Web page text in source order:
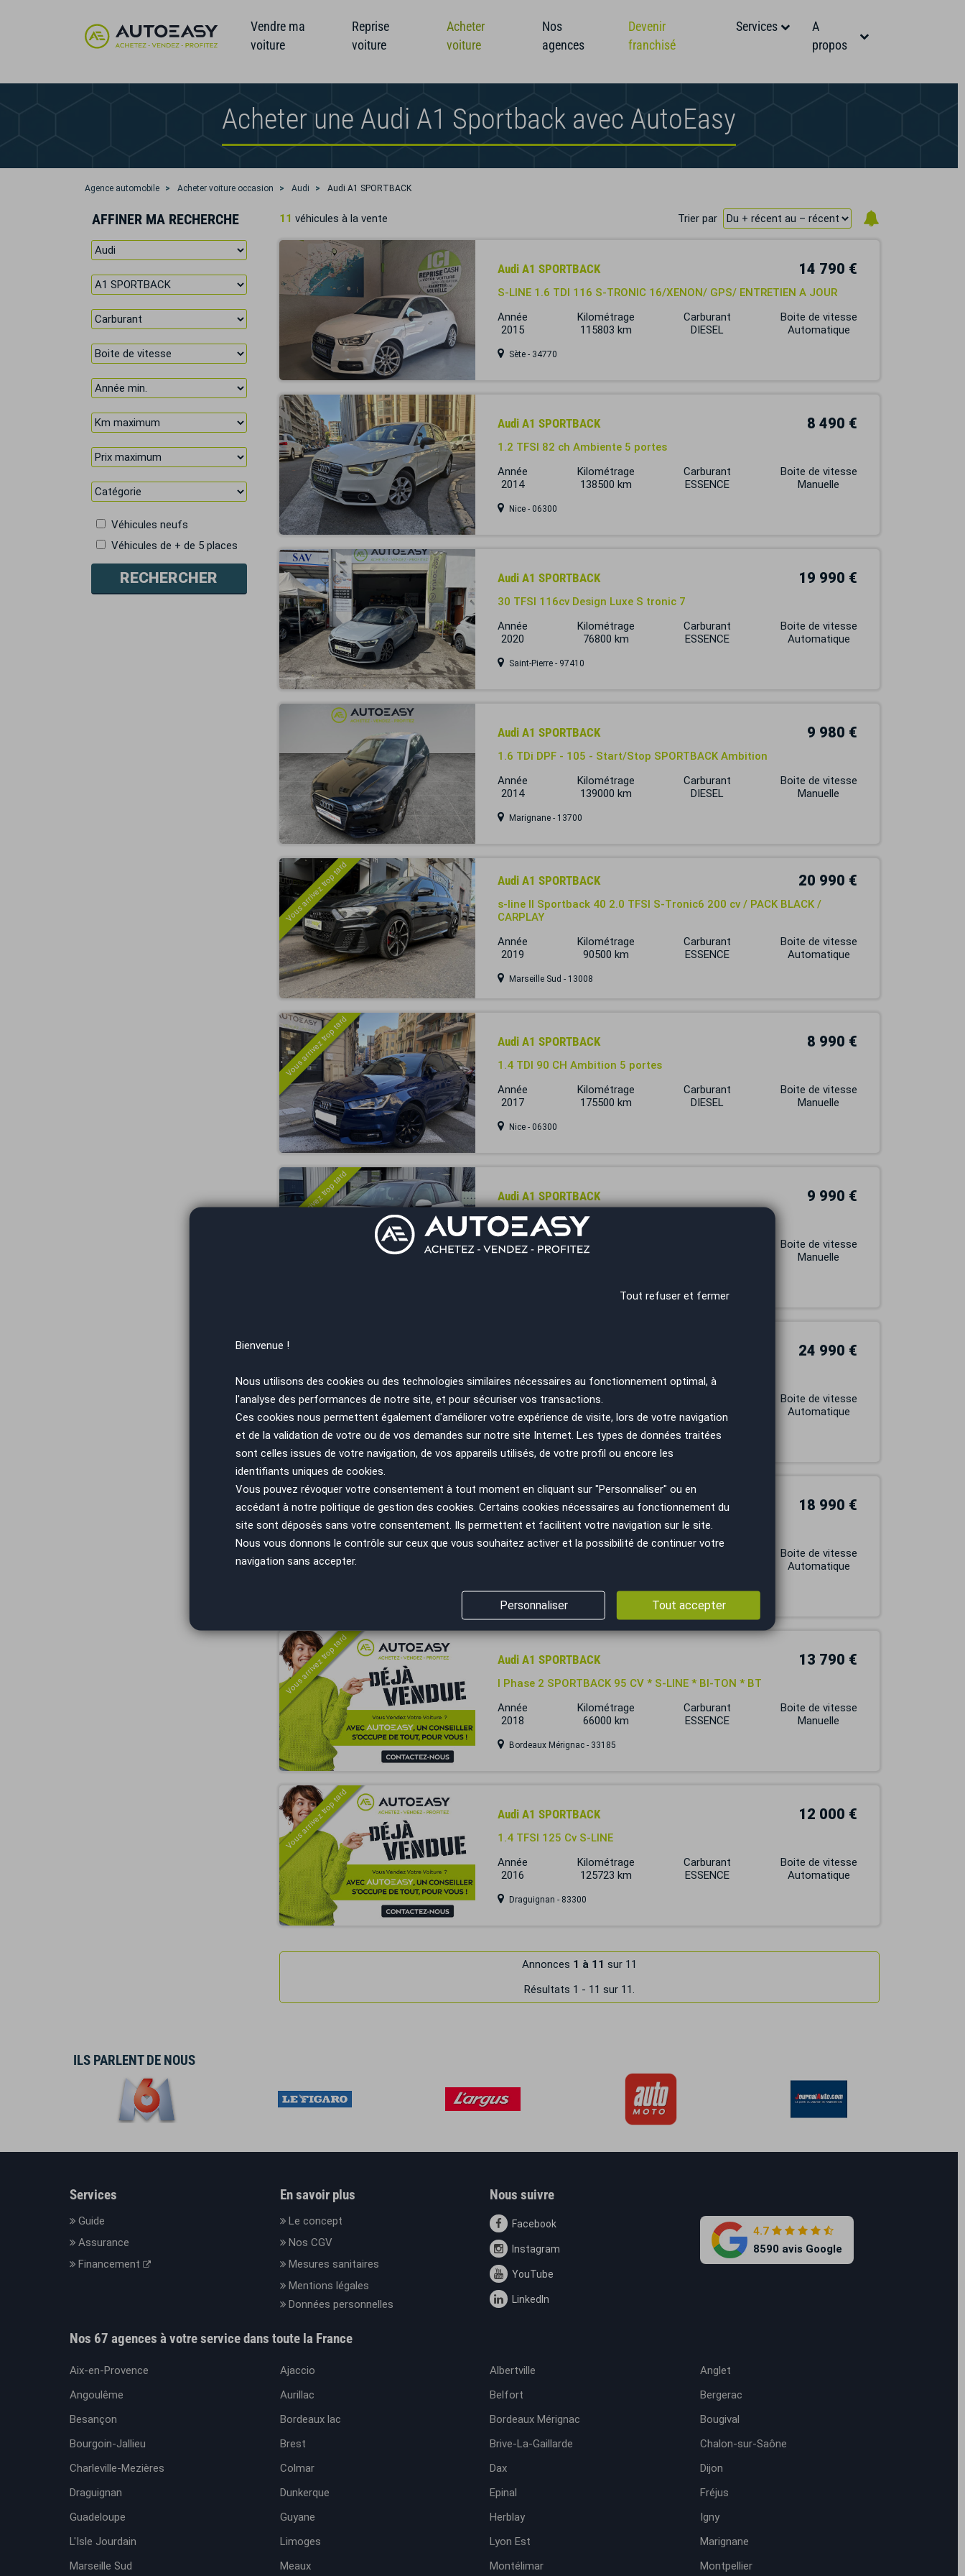
Vendre ma
voiture
Reprise
voiture
Acheter
voiture
Nos
agences
Devenir
franchisé
Services
A
propos
Acheter une Audi A1 Sportback avec AutoEasy
Agence automobile Acheter voiture occasion Audi Audi A1 SPORTBACK
AFFINER MA RECHERCHE
Véhicules neufs
Véhicules de + de 5 places
11 véhicules à la vente Trier par
Audi A1 SPORTBACK 14 790 €
S-LINE 1.6 TDI 116 S-TRONIC 16/XENON/ GPS/ ENTRETIEN A JOUR
Année
2015
Kilométrage
115803 km
Carburant
DIESEL
Boite de vitesse
Automatique
Sète - 34770
Audi A1 SPORTBACK 8 490 €
1.2 TFSI 82 ch Ambiente 5 portes
Année
2014
Kilométrage
138500 km
Carburant
ESSENCE
Boite de vitesse
Manuelle
Nice - 06300
Audi A1 SPORTBACK 19 990 €
30 TFSI 116cv Design Luxe S tronic 7
Année
2020
Kilométrage
76800 km
Carburant
ESSENCE
Boite de vitesse
Automatique
Saint-Pierre - 97410
Audi A1 SPORTBACK 9 980 €
1.6 TDi DPF - 105 - Start/Stop SPORTBACK Ambition
Année
2014
Kilométrage
139000 km
Carburant
DIESEL
Boite de vitesse
Manuelle
Marignane - 13700
Vous arrivez trop tard Audi A1 SPORTBACK 20 990 €
s-line II Sportback 40 2.0 TFSI S-Tronic6 200 cv / PACK BLACK /
CARPLAY
Année
2019
Kilométrage
90500 km
Carburant
ESSENCE
Boite de vitesse
Automatique
Marseille Sud - 13008
Vous arrivez trop tard Audi A1 SPORTBACK 8 990 €
1.4 TDI 90 CH Ambition 5 portes
Année
2017
Kilométrage
175500 km
Carburant
DIESEL
Boite de vitesse
Manuelle
Nice - 06300
Vous arrivez trop tard Audi A1 SPORTBACK 9 990 €
1.6 TDI 90 ch Ambition / Distribution OK
Année
2013
Kilométrage
173500 km
Boite de vitesse
Manuelle
Vous arrivez trop tard 24 990 €
40TFSi 207ch S Tronic 7 S-Line
Année
2022
Kilométrage
68000 km
ESSENCE
Boite de vitesse
Automatique
Herblay - 95220
Vous arrivez trop tard Audi A1 SPORTBACK 18 990 €
30 TFSI 110 CV S LINE S TRONIC 7
Kilométrage
Boite de vitesse
Automatique
Draguignan - 83300
Vous arrivez trop tard Audi A1 SPORTBACK 13 790 €
I Phase 2 SPORTBACK 95 CV * S-LINE * BI-TON * BT
Année
2018
Kilométrage
66000 km
Carburant
ESSENCE
Boite de vitesse
Manuelle
Bordeaux Mérignac - 33185
Vous arrivez trop tard Audi A1 SPORTBACK 12 000 €
1.4 TFSI 125 Cv S-LINE
Année
2016
Kilométrage
125723 km
Carburant
ESSENCE
Boite de vitesse
Automatique
Draguignan - 83300
Annonces 1 à 11 sur 11
Résultats 1 - 11 sur 11.
ILS PARLENT DE NOUS
Services
Guide
Assurance
Financement
En savoir plus
Le concept
Nos CGV
Mesures sanitaires
Mentions légales
Données personnelles
Nous suivre
Facebook
Instagram
YouTube
LinkedIn
4.7
8590 avis Google
Nos 67 agences à votre service dans toute la France
Aix-en-Provence Ajaccio Albertville
Anglet
Angoulême
Aurillac Belfort
Bergerac
Besançon
Bordeaux lac Bordeaux Mérignac
Bougival
Bourgoin-Jallieu
Brest Brive-La-Gaillarde
Chalon-sur-Saône
Charleville-Mezières
Colmar Dax
Dijon
Draguignan
Dunkerque Epinal
Fréjus
Guadeloupe
Guyane Herblay
Igny
L'Isle Jourdain
Limoges Lyon Est
Marignane
Marseille Sud
Meaux Montélimar Montpellier
Tout refuser et fermer
Bienvenue !
Nous utilisons des cookies ou des technologies similaires nécessaires au fonctionnement optimal, à
l'analyse des performances de notre site, et pour sécuriser vos transactions.
Ces cookies nous permettent également d'améliorer votre expérience de visite, lors de votre navigation
et de la validation de votre ou de vos demandes sur notre site Internet. Les types de données traitées
sont celles issues de votre navigation, de vos appareils utilisés, de votre profil ou encore les
identifiants uniques de cookies.
Vous pouvez révoquer votre consentement à tout moment en cliquant sur "Personnaliser" ou en
accédant à notre politique de gestion des cookies . Certains cookies nécessaires au fonctionnement du
site sont déposés sans votre consentement. Ils permettent et facilitent votre navigation sur le site.
Nous vous donnons le contrôle sur ceux que vous souhaitez activer et la possibilité de continuer votre
navigation sans accepter.
Tout accepter
Personnaliser